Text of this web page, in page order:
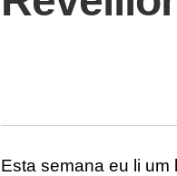
Esta semana eu li um